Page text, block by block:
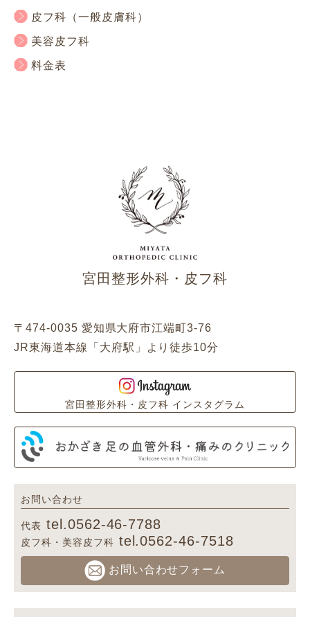
皮フ科（一般皮膚科）
美容皮フ科
料金表
宮田整形外科・皮フ科
〒474-0035 愛知県大府市江端町3-76
JR東海道本線「大府駅」より徒歩10分
宮田整形外科・皮フ科 インスタグラム
お問い合わせ
代表 tel.0562-46-7788
皮フ科・美容皮フ科 tel.0562-46-7518
お問い合わせフォーム